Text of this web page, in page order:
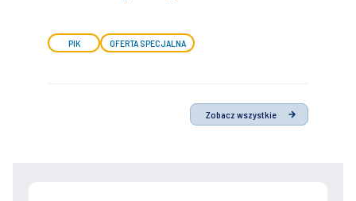
PIK OFERTA SPECJALNA
Zobacz wszystkie